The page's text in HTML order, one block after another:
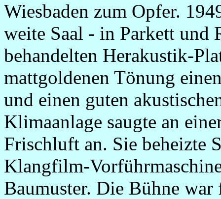
Wiesbaden zum Opfer.
weite Saal - in Parkett
behandelten Herakustik-
mattgoldenen Tönung
und einen guten
Klimaanlage saugte an
Frischluft an. Sie beheizte
Klangfilm-
Baumuster. Die Bühne